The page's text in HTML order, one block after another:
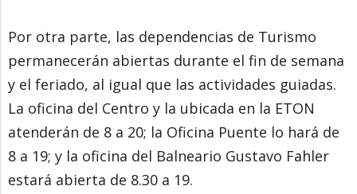
Por otra parte, las dependencias de Turismo
permanecerán abiertas durante el fin de semana
y el feriado, al igual que las actividades guiadas.
La oficina del Centro y la ubicada en la ETON
atenderán de 8 a 20; la Oficina Puente lo hará de
8 a 19; y la oficina del Balneario Gustavo Fahler
estará abierta de 8.30 a 19.